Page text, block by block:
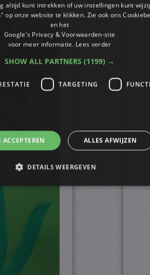
altijd kunt intrekken of uw instellingen kunt
onze website te klikken. Zie ook ons
en het
Google's Privacy & Voorwaarden-site
voor meer informatie. Lees verder
SHOW ALL PARTNERS (1199) →
TARGETING
ACCEPTEREN ALLES AFWIJZEN
DETAILS WEERGEVEN
van de website mogelijk, zoals
noodzakelijke cookies.